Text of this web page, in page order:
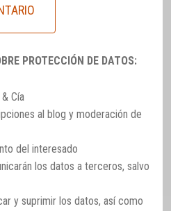
PROTECCIÓN DE DATOS:
Cía
al blog y moderación de
del interesado
los datos a terceros, salvo
y suprimir los datos, así como